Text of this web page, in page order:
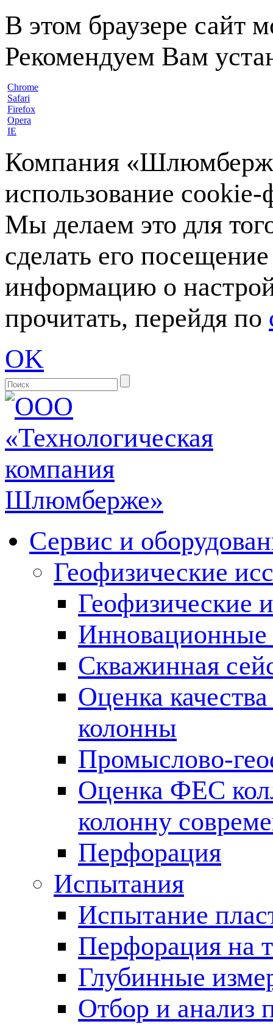
В этом браузере сайт
Рекомендуем Вам
Chrome
Safari
Firefox
Opera
IE
Компания
использование
Мы делаем это для
сделать его
информацию о
прочитать, перейдя по
OK
Сервис и
Геофизические
Геофизические
Инновационные
Скважинная
Оценка
колонны
Промыслово-
Оценка ФЕС
колонну
Перфорация
Испытания
Испытание
Перфорация на
Глубинные
Отбор и анализ